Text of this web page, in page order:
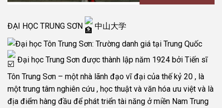
ĐẠI HỌC TRUNG SƠN 中山大学
Đại học Trung Sơn được thành lập năm 1924 bởi Tiến sĩ
Tôn Trung Sơn – một nhà lãnh đạo vĩ đại của thế kỷ 20 , là
một trung tâm nghiên cứu , học thuật và văn hóa ưu việt và là
địa điểm hàng đầu để phát triển tài năng ở miền Nam Trung